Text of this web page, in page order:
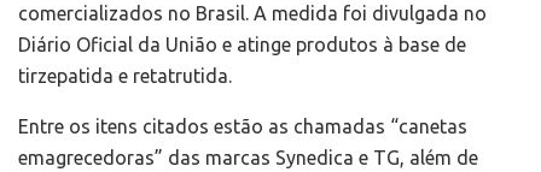
comercializados no Brasil. A medida foi divulgada no
Diário Oficial da União e atinge produtos à base de
tirzepatida e retatrutida.
Entre os itens citados estão as chamadas “canetas
emagrecedoras” das marcas Synedica e TG, além de